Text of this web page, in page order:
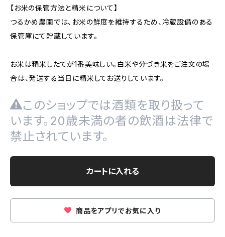
【お米の保管方法と精米について】
つるかめ農園では、お米の鮮度を維持するため、冷蔵設備のある
保管庫にて貯蔵しています。
お米は精米したてが1番美味しい。白米や分づき米をご注文の場
合は、発送する当日に精米してお送りしています。
このショップでは酒類を取り扱って
います。20歳未満の者の飲酒は法律で
禁止されています。
カートに入れる
商品をアプリでお気に入り